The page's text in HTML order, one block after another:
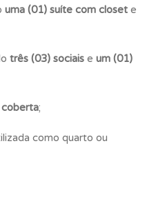
uma (01) suíte com closet e
três (03) sociais e um (01)
coberta;
como quarto ou